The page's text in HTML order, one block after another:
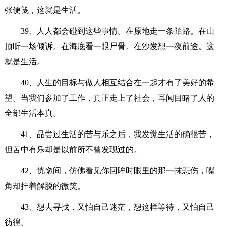
张便笺，这就是生活。
39、人人都会碰到这些事情。在原地走一条陌路。在山
顶听一场倾诉。在海底看一眼尸骨。在沙发想一夜前途。这
就是生活。
40、人生的目标与做人相互结合在一起才有了美好的希
望。当我们参加了工作，真正走上了社会，耳闻目睹了人的
全部生活本真。
41、品尝过生活的苦与乐之后，我发觉生活的确很苦，
但苦中有乐却是以前所不曾发现过的。
42、恍惚间，仿佛看见你回眸时眼里的那一抹悲伤，嘴
角却挂着解脱的微笑。
43、想去寻找，又怕自己迷茫，想这样等待，又怕自己
彷徨。